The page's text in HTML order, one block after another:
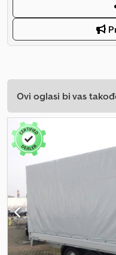
Ovi oglasi bi vas